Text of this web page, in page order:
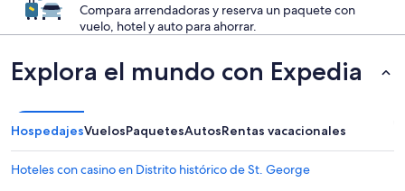
Compara arrendadoras y reserva un paquete con
vuelo, hotel y auto para ahorrar.
Explora el mundo con Expedia
HospedajesVuelosPaquetesAutosRentas vacacionales
Hoteles con casino en Distrito histórico de St. George